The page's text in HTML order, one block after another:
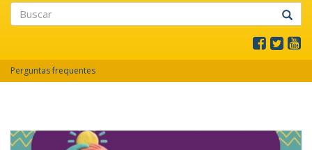
Perguntas frequentes